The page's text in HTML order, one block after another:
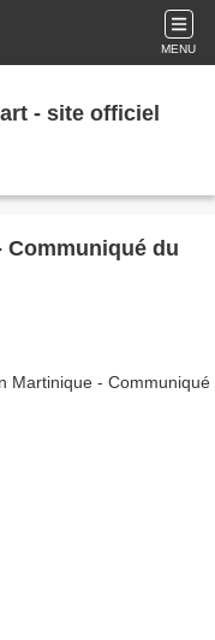
MENU
- site officiel
Communiqué du